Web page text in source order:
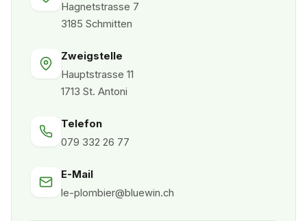
Hagnetstrasse 7
3185 Schmitten
Zweigstelle
Hauptstrasse 11
1713 St. Antoni
Telefon
079 332 26 77
E-Mail
le-plombier@bluewin.ch